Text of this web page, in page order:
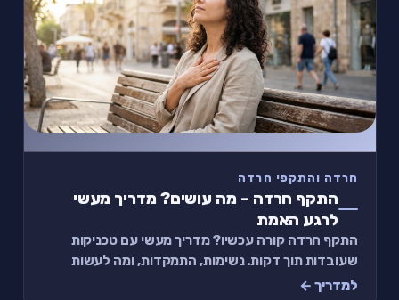
חרדה והתקפי חרדה
התקף חרדה – מה עושים? מדריך מעשי
לרגע האמת
התקף חרדה קורה עכשיו? מדריך מעשי עם טכניקות
שעובדות תוך דקות. נשימות, התמקדות, ומה לעשות
אחרי שזה עובר.
למדריך ←